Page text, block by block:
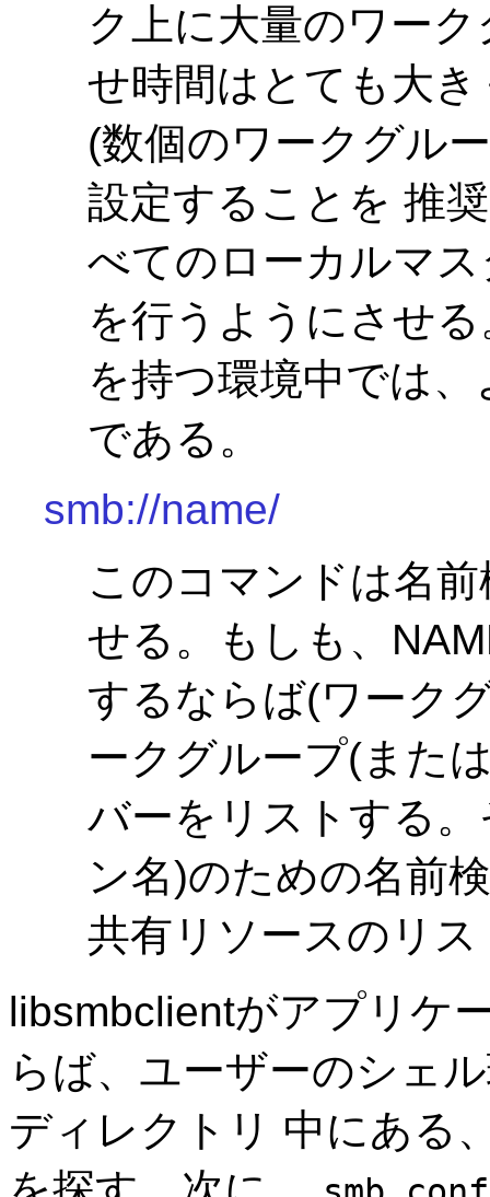
ク上に大量のワー
せ時間はとても大
(数個のワークグル
設定することを 推
べてのローカルマ
を行うようにさせ
を持つ環境中では
である。
smb://name/
このコマンドは名
せる。もしも、
するならば(ワーク
ークグループ(また
バーをリストする
ン名)のための名前
共有リソースのリ
libsmbclientがアプリケ
らば、ユーザーのシェ
ディレクトリ 中にある